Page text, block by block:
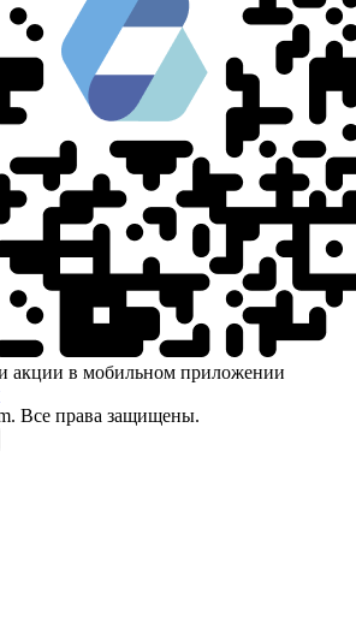
акции в мобильном приложении
Все права защищены.